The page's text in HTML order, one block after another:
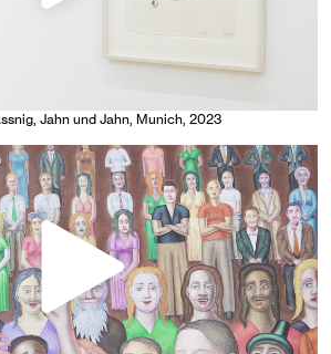
, Jahn und Jahn, Munich, 2023